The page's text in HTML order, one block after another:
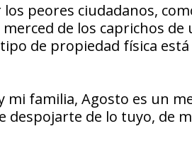
peores ciudadanos,
de los caprichos
de propiedad física
mi familia, Agosto es un
despojarte de lo tuyo, de